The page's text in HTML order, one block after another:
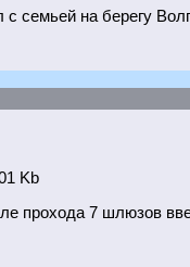
семьей на берегу
Kb
прохода 7 шлюзов